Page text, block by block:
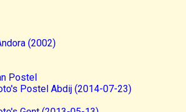
(2002)
Postel
Postel Abdij (2014-07-23)